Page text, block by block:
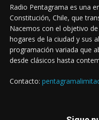
Radio Pentagrama es una
Constitución, Chile, que
Nacemos con el objetivo
hogares de la ciudad y sus
programación variada que
desde clásicos hasta
Contacto: